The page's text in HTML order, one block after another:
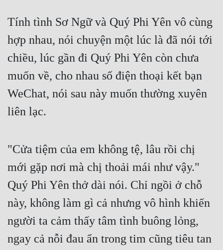
Quân Sự
Sảng Văn
Sắc
Sủng
Thanh Xuân
Tiên Hiệp
Trùng Sinh
Trọng Sinh
Tu Chân
Tính tình Sơ Ngữ và Quý Phi Yên vô cùng
hợp nhau, nói chuyện một lúc là đã nói tới
chiều, lúc gần đi Quý Phi Yên còn chưa
muốn về, cho nhau số điện thoại kết bạn
WeChat, nói sau này muốn thường xuyên
liên lạc.
"Cửa tiệm của em không tệ, lâu rồi chị
mới gặp nơi mà chị thoải mái như vậy."
Quý Phi Yên thở dài nói. Chỉ ngồi ở chỗ
này, không làm gì cả nhưng vô hình khiến
người ta cảm thấy tâm tình buông lỏng,
ngay cả nỗi đau ẩn trong tim cũng tiêu tan